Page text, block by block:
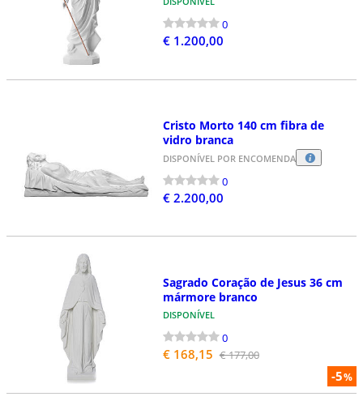
0
€ 1.200,00
Cristo Morto 140 cm fibra de
vidro branca
DISPONÍVEL POR ENCOMENDA
0
€ 2.200,00
-5%
Sagrado Coração de Jesus 36 cm
mármore branco
DISPONÍVEL
0
€ 168,15 € 177,00